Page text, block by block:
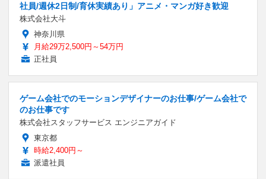
社員/週休2日制/育休実績あり」アニメ・マンガ好き歓迎
株式会社大斗
神奈川県
月給29万2,500円～54万円
正社員
ゲーム会社でのモーションデザイナーのお仕事/ゲーム会社で
のお仕事です
株式会社スタッフサービス エンジニアガイド
東京都
時給2,400円～
派遣社員